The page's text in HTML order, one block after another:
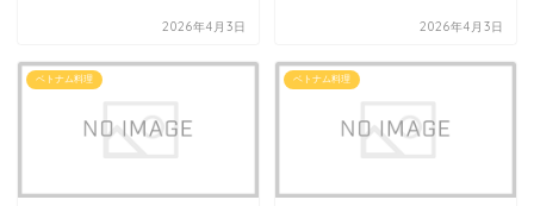
2026年4月3日 2026年4月3日
ベトナム料理 ベトナム料理